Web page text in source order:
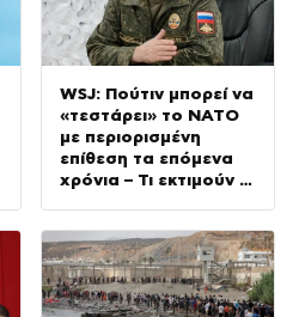
WSJ: Πούτιν μπορεί να
«τεστάρει» το ΝΑΤΟ
με περιορισμένη
επίθεση τα επόμενα
χρόνια – Τι εκτιμούν οι